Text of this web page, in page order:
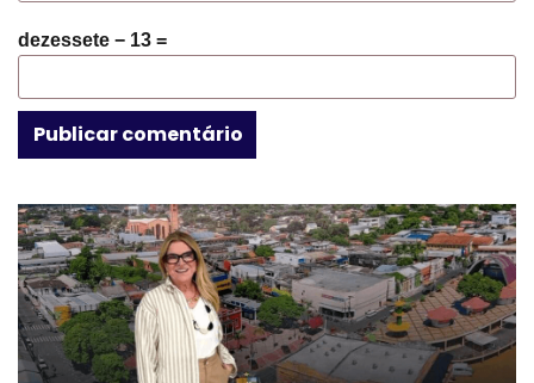
dezessete − 13 =